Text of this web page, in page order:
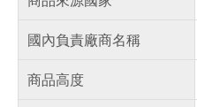
國內負責廠商名稱
商品高度